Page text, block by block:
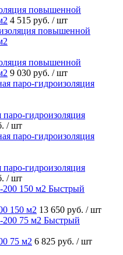
повышенной
4 515 руб. / шт
повышенной
9 030 руб. / шт
гидроизоляция
/ шт
гидроизоляция
/ шт
Быстрый
150 м2 13 650 руб. / шт
Быстрый
75 м2 6 825 руб. / шт